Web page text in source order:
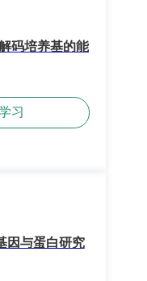
码培养基的能
习
因与蛋白研究